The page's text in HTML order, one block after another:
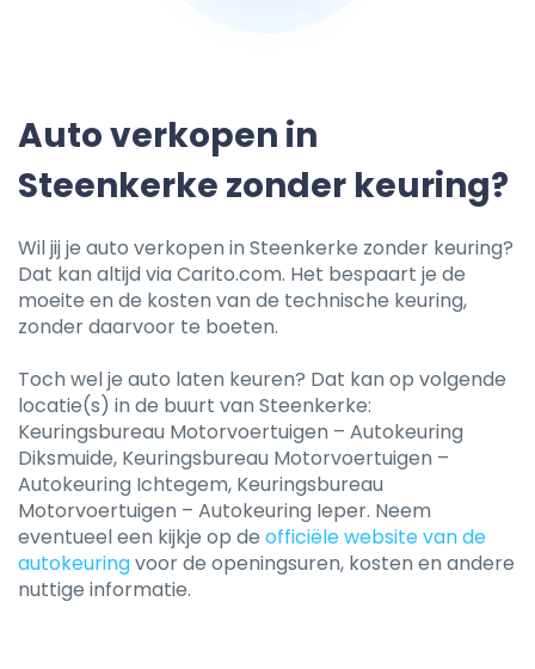
Auto verkopen in
Steenkerke zonder keuring?
Wil jij je auto verkopen in Steenkerke zonder keuring?
Dat kan altijd via Carito.com. Het bespaart je de
moeite en de kosten van de technische keuring,
zonder daarvoor te boeten.
Toch wel je auto laten keuren? Dat kan op volgende
locatie(s) in de buurt van Steenkerke:
Keuringsbureau Motorvoertuigen – Autokeuring
Diksmuide, Keuringsbureau Motorvoertuigen –
Autokeuring Ichtegem, Keuringsbureau
Motorvoertuigen – Autokeuring Ieper. Neem
eventueel een kijkje op de officiële website van de
autokeuringvoor de openingsuren, kosten en andere
nuttige informatie.